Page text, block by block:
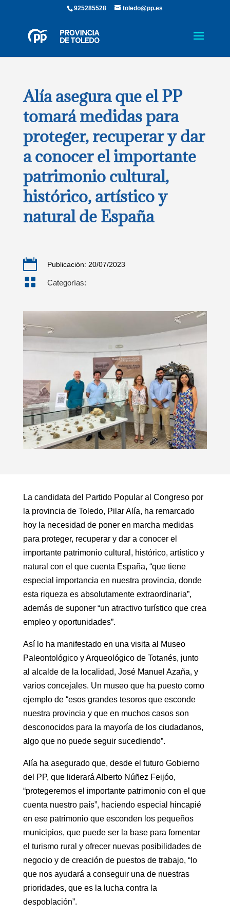
925285528 toledo@pp.es
Alía asegura que el PP
tomará medidas para
proteger, recuperar y dar
a conocer el importante
patrimonio cultural,
histórico, artístico y
natural de España
 Publicación: 20/07/2023
 Categorías:
La candidata del Partido Popular al Congreso por
la provincia de Toledo, Pilar Alía, ha remarcado
hoy la necesidad de poner en marcha medidas
para proteger, recuperar y dar a conocer el
importante patrimonio cultural, histórico, artístico y
natural con el que cuenta España, “que tiene
especial importancia en nuestra provincia, donde
esta riqueza es absolutamente extraordinaria”,
además de suponer “un atractivo turístico que crea
empleo y oportunidades”.
Así lo ha manifestado en una visita al Museo
Paleontológico y Arqueológico de Totanés, junto
al alcalde de la localidad, José Manuel Azaña, y
varios concejales. Un museo que ha puesto como
ejemplo de “esos grandes tesoros que esconde
nuestra provincia y que en muchos casos son
desconocidos para la mayoría de los ciudadanos,
algo que no puede seguir sucediendo”.
Alía ha asegurado que, desde el futuro Gobierno
del PP, que liderará Alberto Núñez Feijóo,
“protegeremos el importante patrimonio con el que
cuenta nuestro país”, haciendo especial hincapié
en ese patrimonio que esconden los pequeños
municipios, que puede ser la base para fomentar
el turismo rural y ofrecer nuevas posibilidades de
negocio y de creación de puestos de trabajo, “lo
que nos ayudará a conseguir una de nuestras
prioridades, que es la lucha contra la
despoblación”.